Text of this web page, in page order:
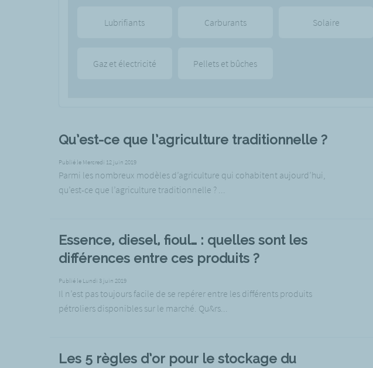
Lubrifiants Carburants Solaire
Gaz et électricité Pellets et bûches
Qu’est-ce que l’agriculture traditionnelle ?
Publié le Mercredi 12 juin 2019
Parmi les nombreux modèles d’agriculture qui cohabitent aujourd’hui,
qu’est-ce que l’agriculture traditionnelle ? ...
Essence, diesel, fioul… : quelles sont les
différences entre ces produits ?
Publié le Lundi 3 juin 2019
Il n’est pas toujours facile de se repérer entre les différents produits
pétroliers disponibles sur le marché. Qu&rs...
Les 5 règles d’or pour le stockage du